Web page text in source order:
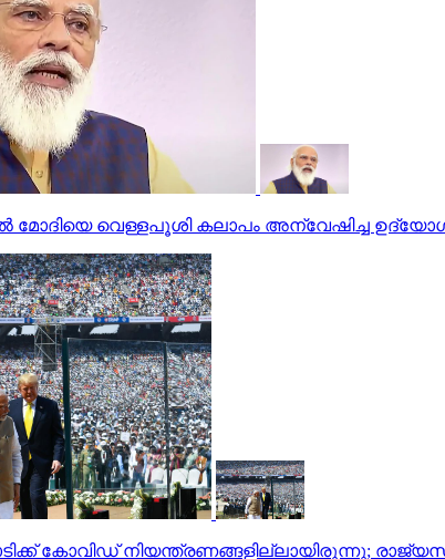
മോദിയെ വെള്ളപൂശി കലാപം അന്വേഷിച്ച
കോവിഡ് നിയന്ത്രണങ്ങളില്ലായിരുന്നു;